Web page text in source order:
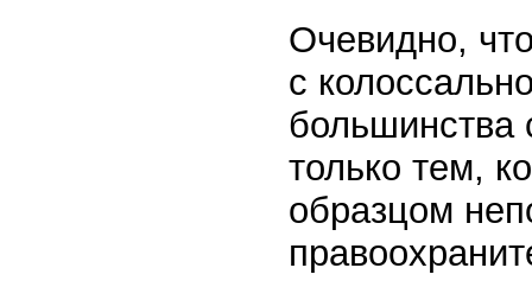
Очевидно,
с
большинства
только тем,
образцом